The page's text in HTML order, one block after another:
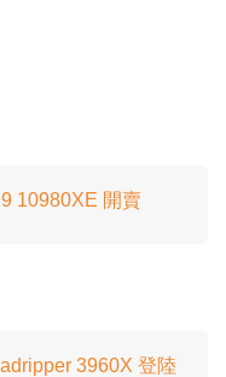
10980XE 開賣
3960X 登陸